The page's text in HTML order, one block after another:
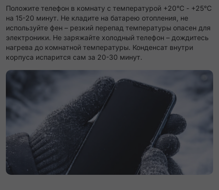
Положите телефон в комнату с температурой +20°C - +25°C
на 15-20 минут. Не кладите на батарею отопления, не
используйте фен – резкий перепад температуры опасен для
электроники. Не заряжайте холодный телефон – дождитесь
нагрева до комнатной температуры. Конденсат внутри
корпуса испарится сам за 20-30 минут.